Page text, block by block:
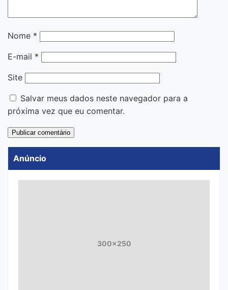
Nome *
E-mail *
Site
Salvar meus dados neste navegador para a
próxima vez que eu comentar.
Anúncio
300x250